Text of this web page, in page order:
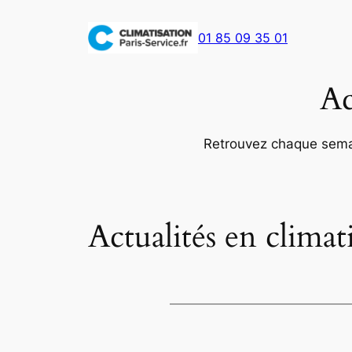
01 85 09 35 01
Retrouvez chaque
Actualités en